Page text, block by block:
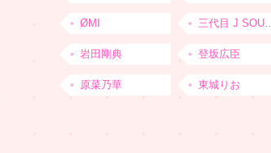
ØMI 三代目 J SOUL
岩田剛典 登坂広臣
原菜乃華 東城りお